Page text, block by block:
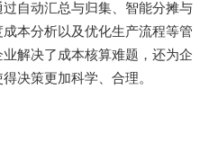
自动汇总与归集、智能分摊与
本分析以及优化生产流程等管
解决了成本核算难题，还为企
决策更加科学、合理。